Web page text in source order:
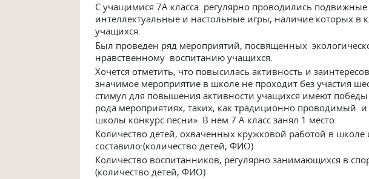
С учащимися 7А класса регулярно проводились
интеллектуальные и настольные игры, наличие которых в
учащихся.
Был проведен ряд мероприятий, посвященных
нравственному воспитанию учащихся.
Хочется отметить, что повысилась активность и
значимое мероприятие в школе не проходит без участия
стимул для повышения активности учащихся имеют
рода мероприятиях, таких, как традиционно проводимый
школы конкурс песни». В нем 7 А класс занял 1 место.
Количество детей, охваченных кружковой работой в школе
составило:(количество детей, ФИО)
Количество воспитанников, регулярно занимающихся в
(количество детей, ФИО)